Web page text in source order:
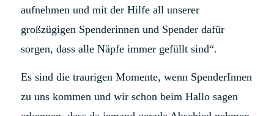
aufnehmen und mit der Hilfe all unserer
großzügigen Spenderinnen und Spender dafür
sorgen, dass alle Näpfe immer gefüllt sind“.
Es sind die traurigen Momente, wenn SpenderInnen
zu uns kommen und wir schon beim Hallo sagen